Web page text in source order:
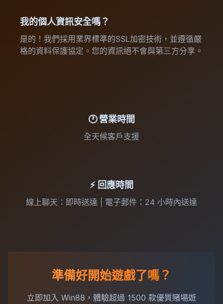
我的個人資訊安全嗎？
是的！我們採用業界標準的SSL加密技術，並遵循嚴
格的資料保護協定。您的資訊絕不會與第三方分享。
🕐 營業時間
全天候客戶支援
⚡ 回應時間
線上聊天：即時送達 | 電子郵件：24 小時內送達
準備好開始遊戲了嗎？
立即加入 Win88，體驗超過 1500 款優質賭場遊